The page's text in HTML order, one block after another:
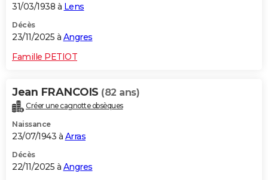
31/03/1938 à Lens
Décès
23/11/2025 à Angres
Famille PETIOT
Jean FRANCOIS (82 ans)
Créer une cagnotte obsèques
Naissance
23/07/1943 à Arras
Décès
22/11/2025 à Angres